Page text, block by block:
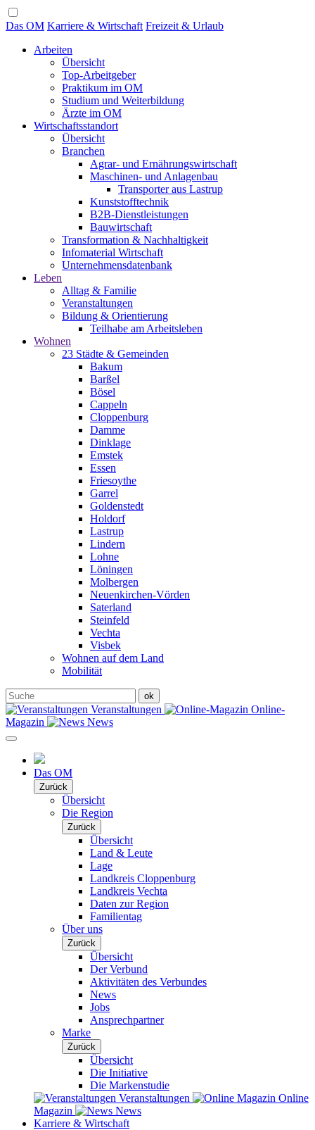
Das OM Karriere & Wirtschaft Freizeit & Urlaub
Arbeiten
Übersicht
Top-Arbeitgeber
Praktikum im OM
Studium und Weiterbildung
Ärzte im OM
Wirtschaftsstandort
Übersicht
Branchen
Agrar- und Ernährungswirtschaft
Maschinen- und Anlagenbau
Transporter aus Lastrup
Kunststofftechnik
B2B-Dienstleistungen
Bauwirtschaft
Transformation & Nachhaltigkeit
Infomaterial Wirtschaft
Unternehmensdatenbank
Leben
Alltag & Familie
Veranstaltungen
Bildung & Orientierung
Teilhabe am Arbeitsleben
Wohnen
23 Städte & Gemeinden
Bakum
Barßel
Bösel
Cappeln
Cloppenburg
Damme
Dinklage
Emstek
Essen
Friesoythe
Garrel
Goldenstedt
Holdorf
Lastrup
Lindern
Lohne
Löningen
Molbergen
Neuenkirchen-Vörden
Saterland
Steinfeld
Vechta
Visbek
Wohnen auf dem Land
Mobilität
Veranstaltungen
Online-
Magazin
News
Das OM
Zurück
Übersicht
Die Region
Zurück
Übersicht
Land & Leute
Lage
Landkreis Cloppenburg
Landkreis Vechta
Daten zur Region
Familientag
Über uns
Zurück
Übersicht
Der Verbund
Aktivitäten des Verbundes
News
Jobs
Ansprechpartner
Marke
Zurück
Übersicht
Die Initiative
Die Markenstudie
Veranstaltungen
Online
Magazin
News
Karriere & Wirtschaft